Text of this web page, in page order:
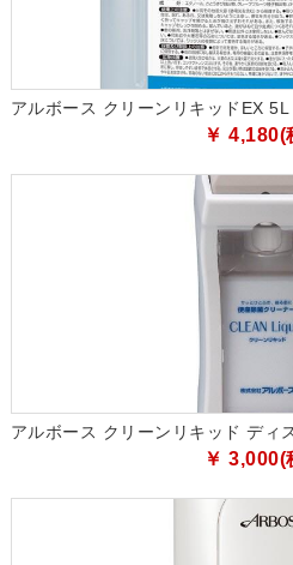
アルボース クリーンリキッドEX
￥ 4,180(
アルボース クリーンリキッド ディ
￥ 3,000(